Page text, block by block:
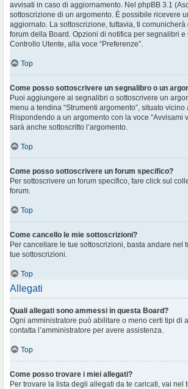
avvisati in caso di aggiornamento. Nel phpBB 3.1
sottoscrizione di un argomento. È possibile ricevere
aggiornato. La sottoscrizione, tuttavia, ti
forum della Board. Opzioni di notifica per segnalibri
Controllo Utente, alla voce “Preferenze”.
Top
Come posso sottoscrivere un segnalibro o un
Puoi aggiungere ai segnalibri o sottoscrivere un
menu a tendina “Strumenti argomento”, situato
Rispondendo a un argomento con la voce
sarà anche sottoscritto l’argomento.
Top
Come posso sottoscrivere un forum specifico?
Per sottoscrivere un forum specifico, fare click sul
forum.
Top
Come cancello le mie sottoscrizioni?
Per cancellare le tue sottoscrizioni, basta andare
tue sottoscrizioni.
Top
Allegati
Quali allegati sono ammessi in questa Board?
Ogni amministratore può abilitare o meno certi tipi di
contatta l’amministratore per avere assistenza.
Top
Come posso trovare i miei allegati?
Per trovare la lista degli allegati da te caricati, vai